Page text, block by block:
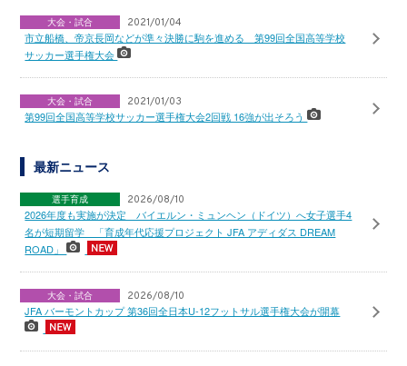
大会・試合 2021/01/04
市立船橋、帝京長岡などが準々決勝に駒を進める 第99回全国高等学校
サッカー選手権大会
大会・試合 2021/01/03
第99回全国高等学校サッカー選手権大会2回戦 16強が出そろう
最新ニュース
選手育成 2026/08/10
2026年度も実施が決定 バイエルン・ミュンヘン（ドイツ）へ女子選手4
名が短期留学 「育成年代応援プロジェクト JFA アディダス DREAM
ROAD」
大会・試合 2026/08/10
JFA バーモントカップ 第36回全日本U-12フットサル選手権大会が開幕